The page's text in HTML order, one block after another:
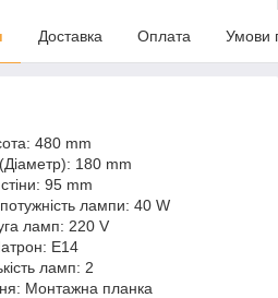
Доставка Оплата Умови
480 mm
180 mm
95 mm
лампи: 40 W
ламп: 220 V
E14
ламп: 2
Монтажна планка